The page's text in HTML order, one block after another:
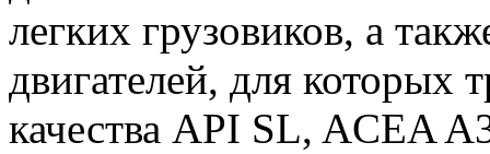
легких грузовиков, а
двигателей, для которых
качества API SL, ACEA